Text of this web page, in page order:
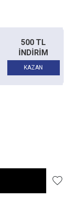
1500 TL
İNDİRİM
KAZAN